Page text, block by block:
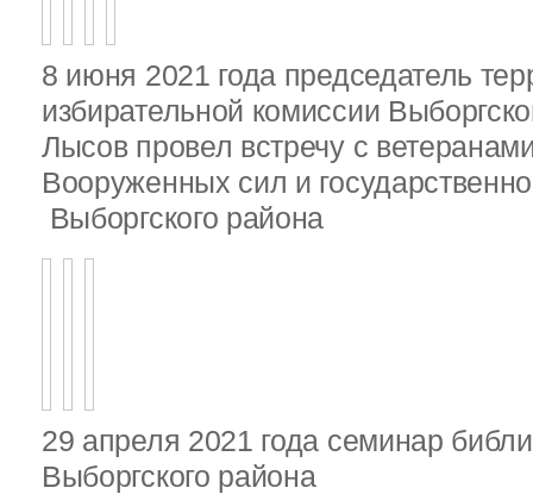
8 июня 2021 года председатель
избирательной комиссии
Лысов провел встречу с
Вооруженных сил и
Выборгского района
29 апреля 2021 года семинар
Выборгского района